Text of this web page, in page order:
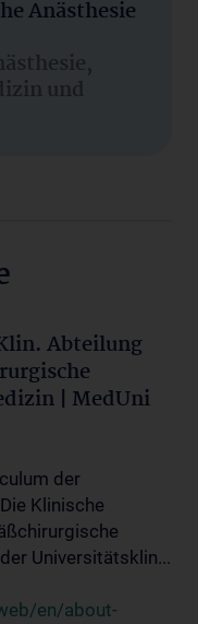
Anästhesie
und
Abteilung
| MedUni
der
Klinische
Universitätsklin...
en/about-